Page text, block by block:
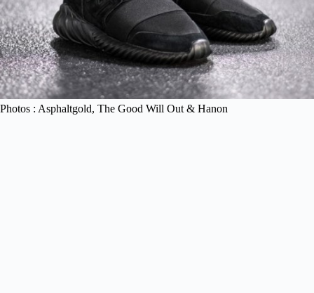
Photos : Asphaltgold, The Good Will Out & Hanon